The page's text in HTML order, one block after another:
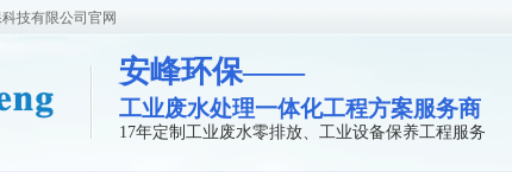
技有限公司官网
安峰环保——
工业废水处理一体化工程方案服务商
17年定制工业废水零排放、工业设备保养工程服务